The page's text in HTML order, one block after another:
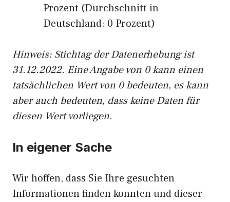
Prozent (Durchschnitt in
Deutschland: 0 Prozent)
Hinweis: Stichtag der Datenerhebung ist
31.12.2022. Eine Angabe von 0 kann einen
tatsächlichen Wert von 0 bedeuten, es kann
aber auch bedeuten, dass keine Daten für
diesen Wert vorliegen.
In eigener Sache
Wir hoffen, dass Sie Ihre gesuchten
Informationen finden konnten und dieser